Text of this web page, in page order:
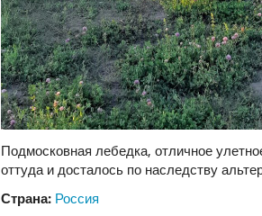
Подмосковная лебедка, отличное
оттуда и досталось по наследству
Страна: Россия